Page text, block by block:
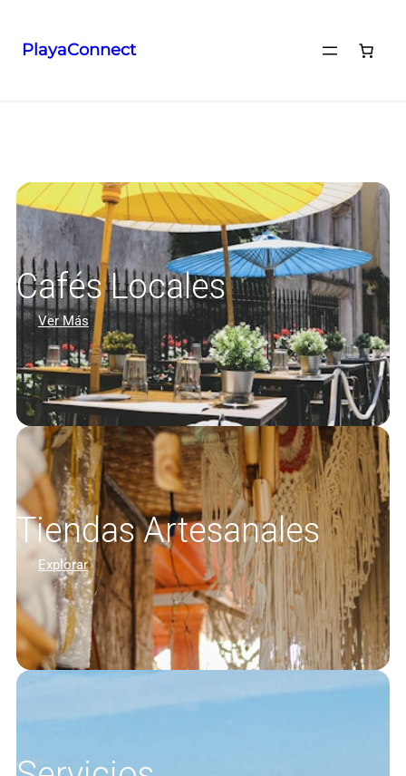
PlayaConnect
Cafés Locales
Ver Más
Tiendas Artesanales
Explorar